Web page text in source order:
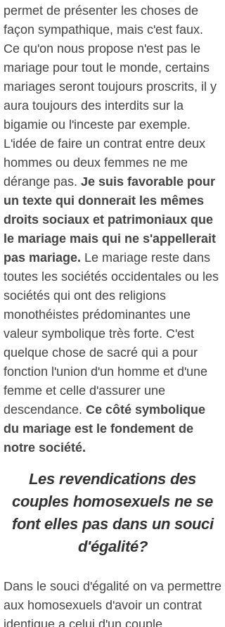
permet de présenter les choses de
façon sympathique, mais c'est faux.
Ce qu'on nous propose n'est pas le
mariage pour tout le monde, certains
mariages seront toujours proscrits, il y
aura toujours des interdits sur la
bigamie ou l'inceste par exemple.
L'idée de faire un contrat entre deux
hommes ou deux femmes ne me
dérange pas. Je suis favorable pour
un texte qui donnerait les mêmes
droits sociaux et patrimoniaux que
le mariage mais qui ne s'appellerait
pas mariage. Le mariage reste dans
toutes les sociétés occidentales ou les
sociétés qui ont des religions
monothéistes prédominantes une
valeur symbolique très forte. C'est
quelque chose de sacré qui a pour
fonction l'union d'un homme et d'une
femme et celle d'assurer une
descendance. Ce côté symbolique
du mariage est le fondement de
notre société.
Les revendications des
couples homosexuels ne se
font elles pas dans un souci
d'égalité?
Dans le souci d'égalité on va permettre
aux homosexuels d'avoir un contrat
identique a celui d'un couple